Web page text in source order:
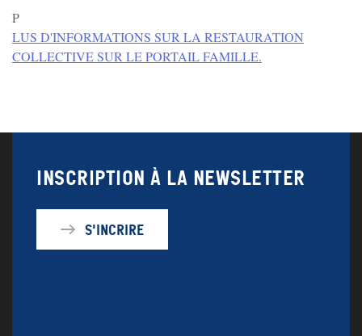
P
LUS D'INFORMATIONS SUR LA RESTAURATION
COLLECTIVE SUR LE PORTAIL FAMILLE.
Inscription à la newsletter
S'incrire